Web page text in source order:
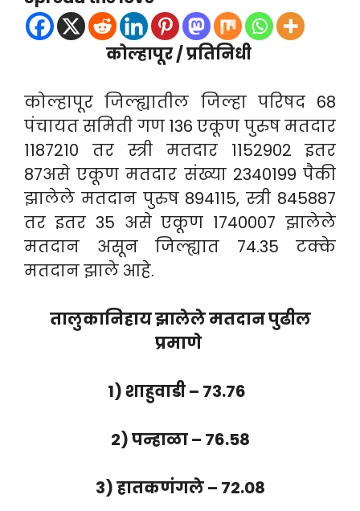
कोल्हापूर / प्रतिनिधी
कोल्हापूर जिल्ह्यातील जिल्हा परिषद 68
पंचायत समिती गण 136 एकूण पुरुष मतदार
1187210 तर स्त्री मतदार 1152902 इतर
87असे एकूण मतदार संख्या 2340199 पैकी
झालेले मतदान पुरुष 894115, स्त्री 845887
तर इतर 35 असे एकूण 1740007 झालेले
मतदान असून जिल्ह्यात 74.35 टक्के
मतदान झाले आहे.
तालुकानिहाय झालेले मतदान पुढील
प्रमाणे
1) शाहुवाडी – 73.76
2) पन्हाळा – 76.58
3) हातकणंगले – 72.08